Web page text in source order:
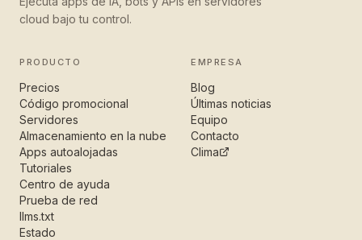
cloud bajo tu control.
PRODUCTO
Precios
Código promocional
Servidores
Almacenamiento en la nube
Apps autoalojadas
Tutoriales
Centro de ayuda
Prueba de red
llms.txt
Estado
EMPRESA
Blog
Últimas noticias
Equipo
Contacto
Clima